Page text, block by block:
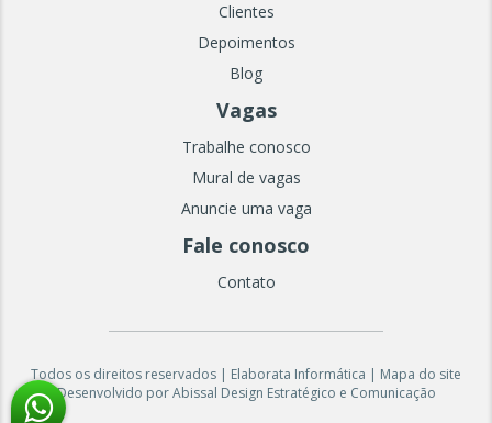
Clientes
Depoimentos
Blog
Vagas
Trabalhe conosco
Mural de vagas
Anuncie uma vaga
Fale conosco
Contato
Todos os direitos reservados | Elaborata Informática | Mapa do site
Desenvolvido porAbissal Design Estratégico e Comunicação